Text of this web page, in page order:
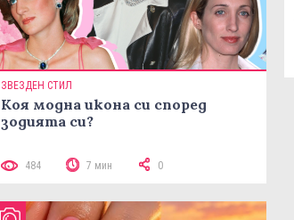
ЗВЕЗДЕН СТИЛ
Коя модна икона си според
зодията си?
484 7 мин 0